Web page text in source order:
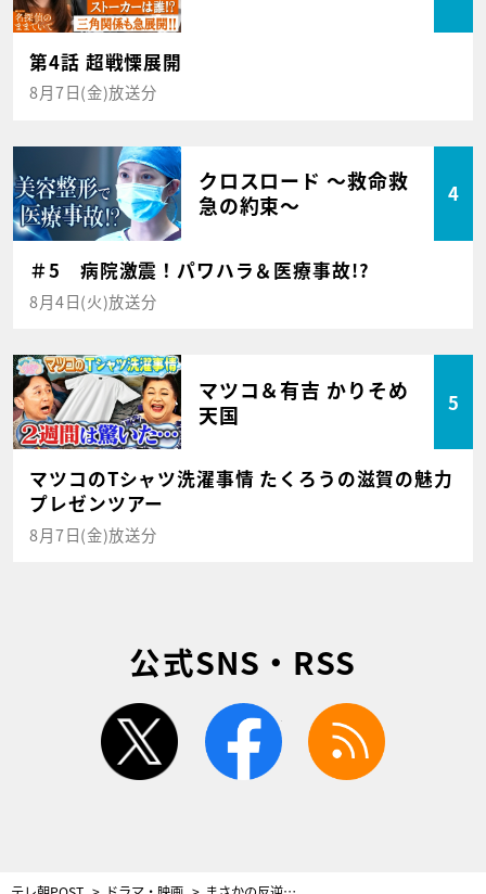
第4話 超戦慄展開
8月7日(金)放送分
クロスロード ～救命救
急の約束～
4
＃5 病院激震！パワハラ＆医療事故!?
8月4日(火)放送分
マツコ＆有吉 かりそめ
天国
5
マツコのTシャツ洗濯事情 たくろうの滋賀の魅力
プレゼンツアー
8月7日(金)放送分
公式SNS・RSS
twitter facebook